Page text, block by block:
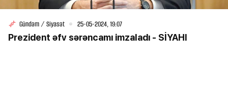
Gündəm / Siyasət 25-05-2024, 19:07
Prezident əfv sərəncamı imzaladı - SİYAHI